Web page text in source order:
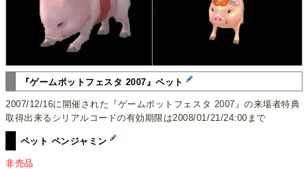
『ゲームポットフェスタ 2007』ペット
2007/12/16に開催された『ゲームポットフェスタ 2007』の来場者特典
取得出来るシリアルコードの有効期限は2008/01/21/24:00まで
ペット ペンジャミン
非売品